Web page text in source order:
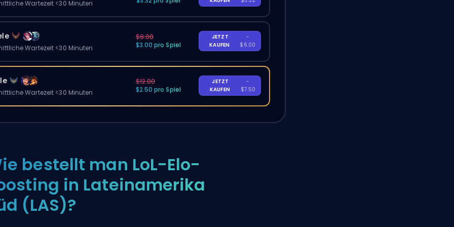
Wartezeit <30 Minuten
Wartezeit <30 Minuten
$8.00
$3.00 pro Spiel
JETZT
KAUFEN
-
$6.00
Wartezeit <30 Minuten
$12.00
$2.50 pro Spiel
JETZT
KAUFEN
-
$7.50
bestellt man LoL-Elo-
in Lateinamerika
(LAS)?